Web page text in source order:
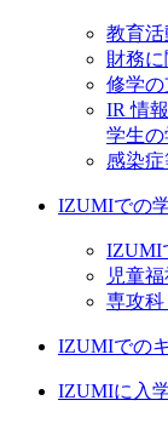
教育
財務
修学
IR 情
学生
感染
IZUMIでの
IZUMI
児童
専攻
IZUMIでの
IZUMIに入